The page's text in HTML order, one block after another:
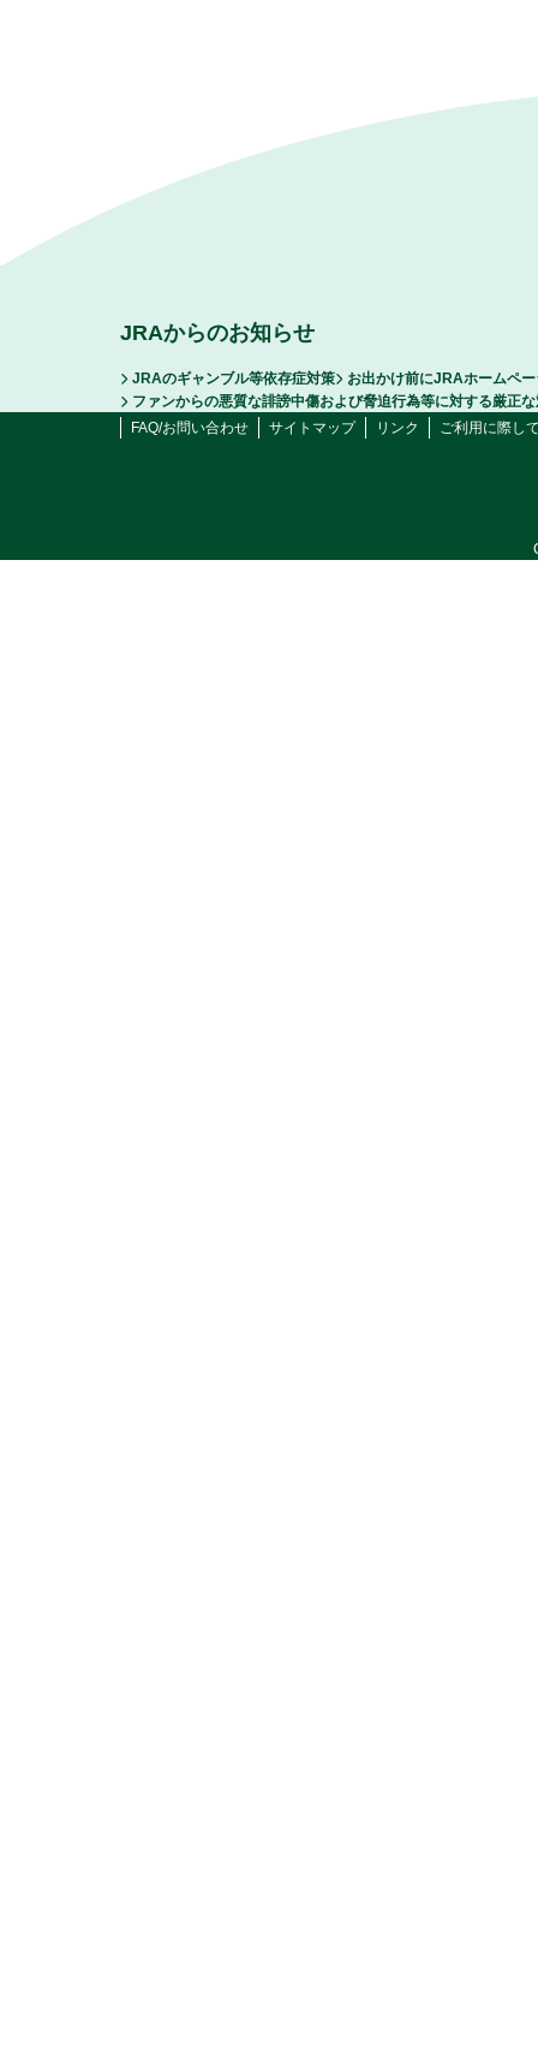
JRAからのお知らせ
JRAのギャンブル等依存症対策
お出かけ前にJRAホームペ
ファンからの悪質な誹謗中傷および脅迫行為等に対する厳正
FAQ/お問い合わせ
サイトマップ リンク ご利用に際し